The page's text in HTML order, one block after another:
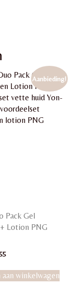
Aanbieding!
Pack Gel
Lotion PNG
Huidige
is:
€ 62,55.
winkelwagen